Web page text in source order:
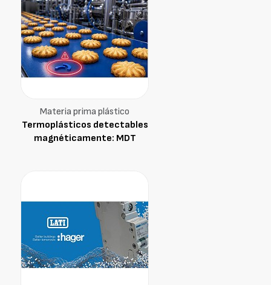
Materia prima plástico
Termoplásticos detectables
magnéticamente: MDT